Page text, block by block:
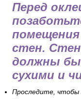
Перед
стен.
должны
сухими и
Проследите, чтобы